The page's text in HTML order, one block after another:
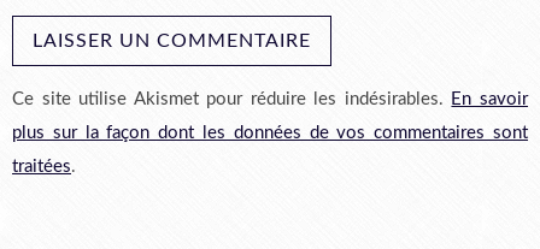
Ce site utilise Akismet pour réduire les indésirables. En savoir
plus sur la façon dont les données de vos commentaires sont
traitées.